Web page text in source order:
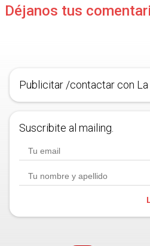
Déjanos tus
Publicitar /contactar con La
Suscribite al mailing.